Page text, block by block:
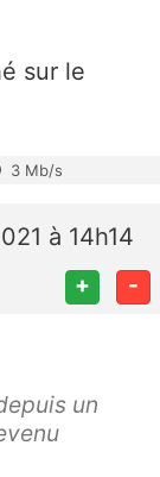
sur le
3 Mb/s
à 14h14
+ -
un